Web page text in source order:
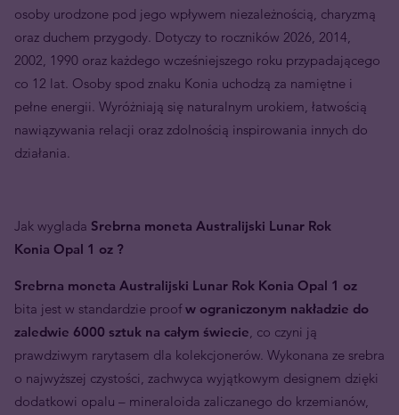
osoby urodzone pod jego wpływem niezależnością, charyzmą
oraz duchem przygody. Dotyczy to roczników 2026, 2014,
2002, 1990 oraz każdego wcześniejszego roku przypadającego
co 12 lat. Osoby spod znaku Konia uchodzą za namiętne i
pełne energii. Wyróżniają się naturalnym urokiem, łatwością
nawiązywania relacji oraz zdolnością inspirowania innych do
działania.
Jak wyglada Srebrna moneta Australijski Lunar Rok
Konia Opal 1 oz ?
Srebrna moneta Australijski Lunar Rok Konia Opal 1 oz
bita jest w standardzie proofw ograniczonym nakładzie do
zaledwie 6000 sztuk na całym świecie, co czyni ją
prawdziwym rarytasem dla kolekcjonerów. Wykonana ze srebra
o najwyższej czystości, zachwyca wyjątkowym designem dzięki
dodatkowi opalu – mineraloida zaliczanego do krzemianów,